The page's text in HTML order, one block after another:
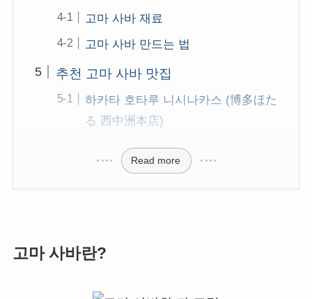
고마 사바 재료
고마 사바 만드는 법
추천 고마 사바 맛집
하카타 호타루 니시나카스 (博多ほた
る 西中洲本店)
Read more
고마 사바란?